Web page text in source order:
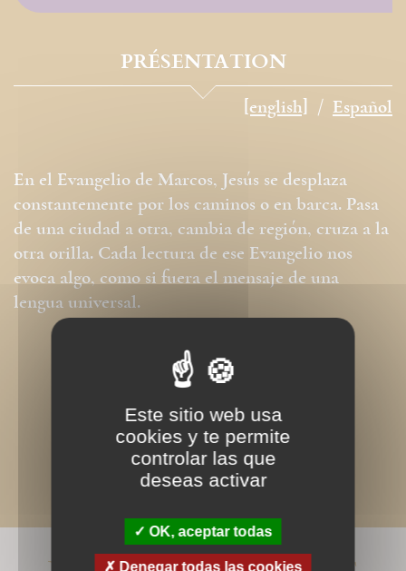
PRÉSENTATION
[english] Español
En el Evangelio de Marcos, Jesús se desplaza
constantemente por los caminos o en barca. Pasa
de una ciudad a otra, cambia de región, cruza a la
otra orilla. Cada lectura de ese Evangelio nos
evoca algo, como si fuera el mensaje de una
lengua universal.
Este sitio web usa
cookies y te permite
controlar las que
deseas activar
OK, aceptar todas
Denegar todas las cookies